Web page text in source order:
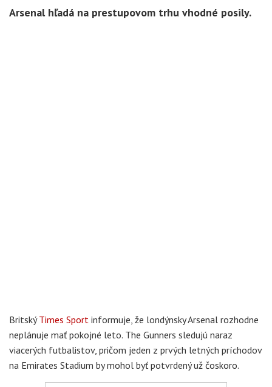
Arsenal hľadá na prestupovom trhu vhodné posily.
BritskýTimes Sport informuje, že londýnsky Arsenal rozhodne
neplánuje mať pokojné leto. The Gunners sledujú naraz
viacerých futbalistov, pričom jeden z prvých letných príchodov
na Emirates Stadium by mohol byť potvrdený už čoskoro.